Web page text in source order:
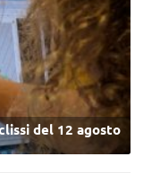
del 12 agosto